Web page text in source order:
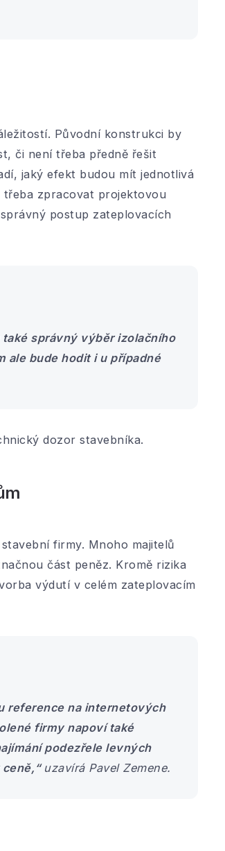
Původní konstrukci by
či není třeba předně řešit
jaký efekt budou mít jednotlivá
třeba zpracovat projektovou
postup zateplovacích
správný výběr izolačního
ale bude hodit i u případné
dozor stavebníka.
firmy. Mnoho majitelů
část peněz. Kromě rizika
výdutí v celém zateplovacím
reference na internetových
firmy napoví také
podezřele levných
uzavírá Pavel Zemene.